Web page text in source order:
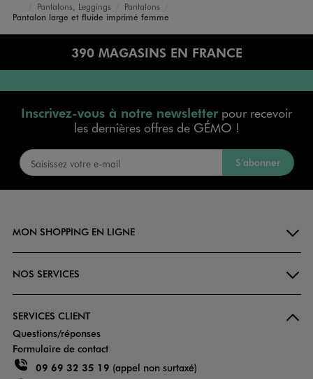
Accueil
Femme
Vêtements
Pantalons, Leggings
Pantalons
Pantalon large et fluide imprimé femme
390 MAGASINS EN FRANCE
Inscrivez-vous à notre newsletterpour recevoir
les dernières offres de GÉMO !
S’abonner
MON SHOPPING EN LIGNE
NOS SERVICES
SERVICES CLIENT
Questions/réponses
Formulaire de contact
09 69 32 35 19 (appel non surtaxé)